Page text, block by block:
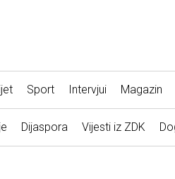
Sport Intervjui Magazin
Dijaspora Vijesti iz ZDK